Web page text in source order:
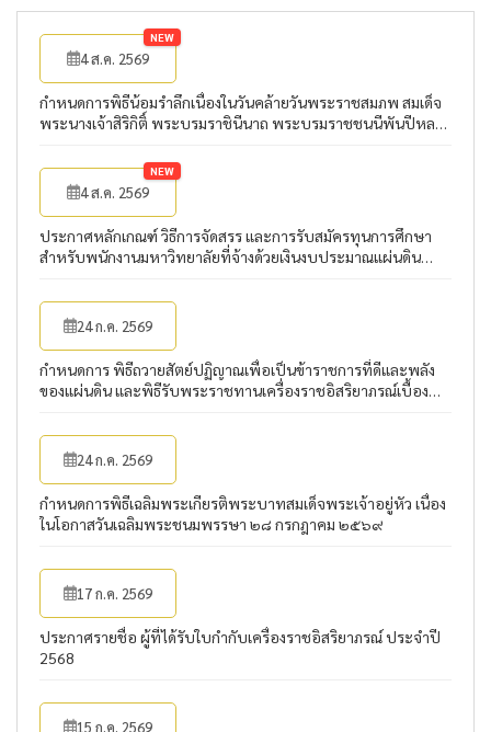
NEW
4 ส.ค. 2569
กำหนดการพิธีน้อมรำลึกเนื่องในวันคล้ายวันพระราชสมภพ สมเด็จ
พระนางเจ้าสิริกิติ์ พระบรมราชินีนาถ พระบรมราชชนนีพันปีหลวง
NEW
4 ส.ค. 2569
ประกาศหลักเกณฑ์ วิธีการจัดสรร และการรับสมัครทุนการศึกษา
สำหรับพนักงานมหาวิทยาลัยที่จ้างด้วยเงินงบประมาณแผ่นดิน
24 ก.ค. 2569
กำหนดการ พิธีถวายสัตย์ปฏิญาณเพื่อเป็นข้าราชการที่ดีและพลัง
ของแผ่นดิน และพิธีรับพระราชทานเครื่องราชอิสริยาภรณ์เบื้อง
2569
24 ก.ค. 2569
กำหนดการพิธีเฉลิมพระเกียรติพระบาทสมเด็จพระเจ้าอยู่หัว เนื่อง
ในโอกาสวันเฉลิมพระชนมพรรษา ๒๘ กรกฎาคม ๒๕๖๙
17 ก.ค. 2569
ประกาศรายชื่อ ผู้ที่ได้รับใบกำกับเครื่องราชอิสริยาภรณ์ ประจำปี
2568
15 ก.ค. 2569